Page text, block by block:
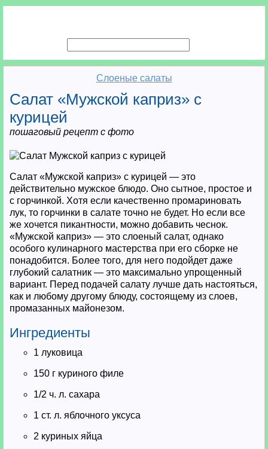
Слоеные салаты
Салат «Мужской каприз» с
курицей
пошаговый рецепт с фото
Салат «Мужской каприз» с курицей — это
действительно мужское блюдо. Оно сытное, простое и
с горчинкой. Хотя если качественно промариновать
лук, то горчинки в салате точно не будет. Но если все
же хочется пикантности, можно добавить чеснок.
«Мужской каприз» — это слоеный салат, однако
особого кулинарного мастерства при его сборке не
понадобится. Более того, для него подойдет даже
глубокий салатник — это максимально упрощенный
вариант. Перед подачей салату лучше дать настояться,
как и любому другому блюду, состоящему из слоев,
промазанных майонезом.
Ингредиенты
1 луковица
150 г куриного филе
1/2 ч. л. сахара
1 ст. л. яблочного уксуса
2 куриных яйца